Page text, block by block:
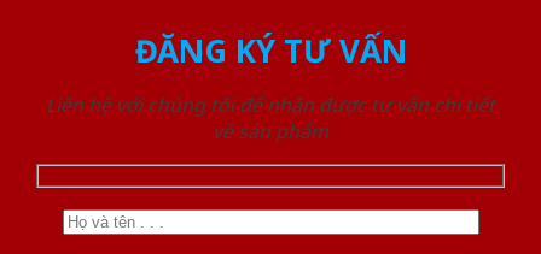
ĐĂNG KÝ TƯ VẤN
Liên hệ với chúng tôi để nhận được tư vấn chi tiết
về sản phẩm